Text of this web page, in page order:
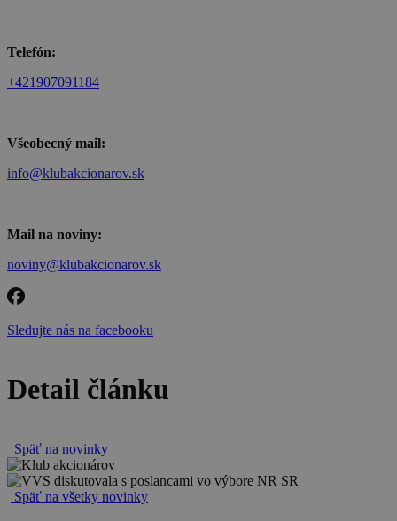
Telefón:
+421907091184
Všeobecný mail:
info@klubakcionarov.sk
Mail na noviny:
noviny@klubakcionarov.sk
Sledujte nás na facebooku
Detail článku
Späť na novinky
Späť na všetky novinky